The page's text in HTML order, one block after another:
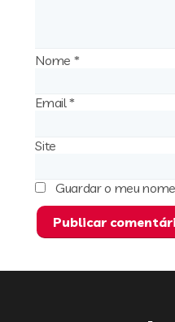
Nome *
Email*
Site
Guardar o meu